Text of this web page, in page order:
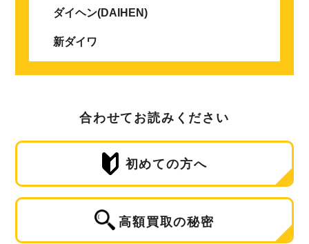
ダイヘン(DAIHEN)
新ダイワ
合わせてお読みください
初めての方へ
高額買取の秘密